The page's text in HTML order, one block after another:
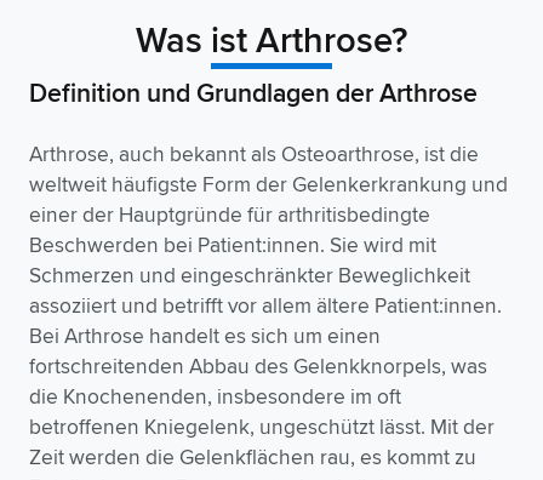
Was ist Arthrose?
Definition und Grundlagen der Arthrose
Arthrose, auch bekannt als Osteoarthrose, ist die
weltweit häufigste Form der Gelenkerkrankung und
einer der Hauptgründe für arthritisbedingte
Beschwerden bei Patient:innen. Sie wird mit
Schmerzen und eingeschränkter Beweglichkeit
assoziiert und betrifft vor allem ältere Patient:innen.
Bei Arthrose handelt es sich um einen
fortschreitenden Abbau des Gelenkknorpels, was
die Knochenenden, insbesondere im oft
betroffenen Kniegelenk, ungeschützt lässt. Mit der
Zeit werden die Gelenkflächen rau, es kommt zu